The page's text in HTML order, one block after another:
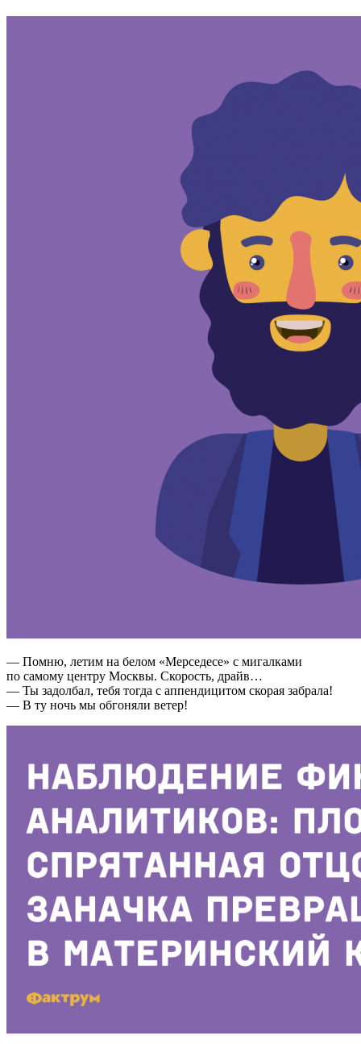
— Помню, летим на белом «Мерседесе» с мигалками
по самому центру Москвы. Скорость, драйв…
— Ты задолбал, тебя тогда с аппендицитом скорая забрала!
— В ту ночь мы обгоняли ветер!